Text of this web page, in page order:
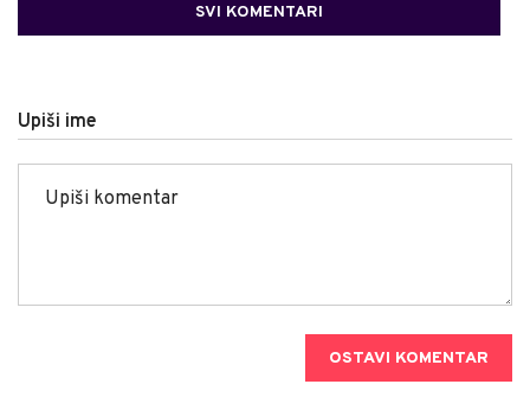
SVI KOMENTARI
Upiši ime
OSTAVI KOMENTAR